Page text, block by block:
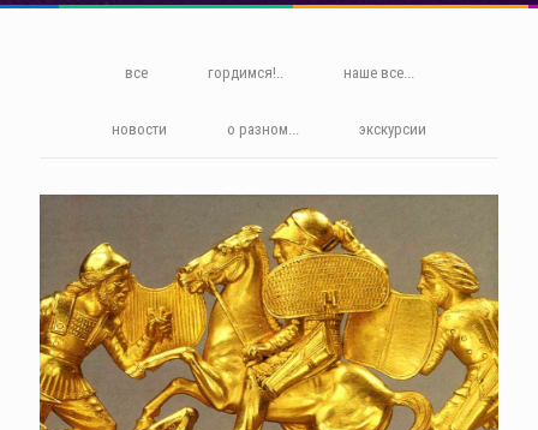
все гордимся!.. наше все...
новости о разном... экскурсии